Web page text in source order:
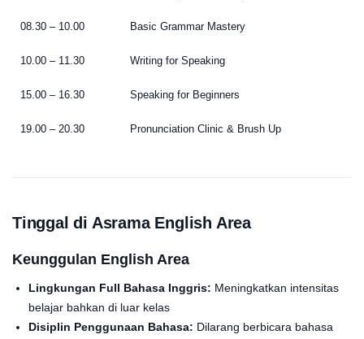
08.30 – 10.00 Basic Grammar Mastery
10.00 – 11.30 Writing for Speaking
15.00 – 16.30 Speaking for Beginners
19.00 – 20.30 Pronunciation Clinic & Brush Up
Tinggal di Asrama English Area
Keunggulan English Area
Lingkungan Full Bahasa Inggris: Meningkatkan intensitas
belajar bahkan di luar kelas
Disiplin Penggunaan Bahasa: Dilarang berbicara bahasa